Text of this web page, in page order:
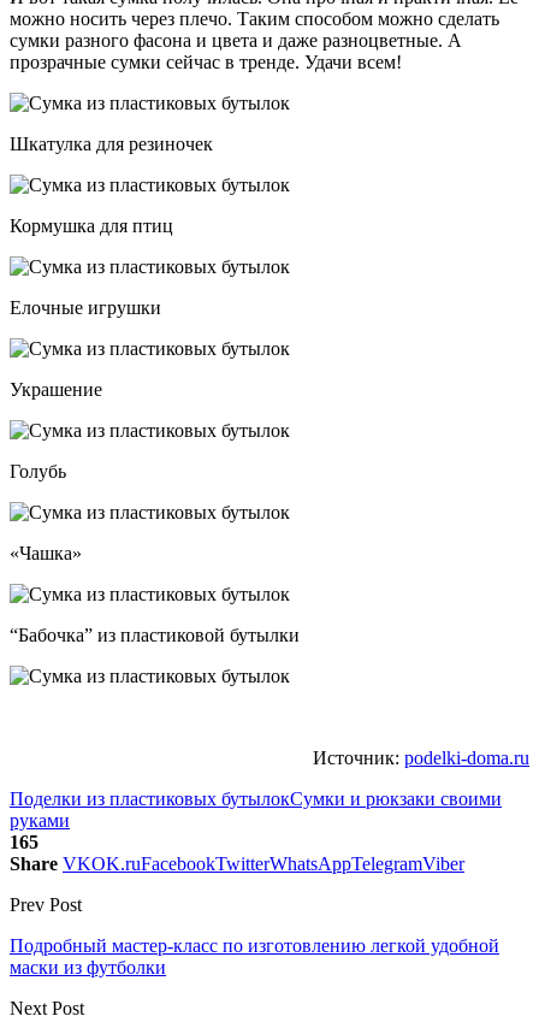
можно носить через плечо. Таким способом можно сделать
сумки разного фасона и цвета и даже разноцветные. А
прозрачные сумки сейчас в тренде. Удачи всем!
Шкатулка для резиночек
Кормушка для птиц
Елочные игрушки
Украшение
Голубь
«Чашка»
“Бабочка” из пластиковой бутылки
Источник: podelki-doma.ru
Поделки из пластиковых бутылокСумки и рюкзаки своими
руками
165
Share VKOK.ruFacebookTwitterWhatsAppTelegramViber
Prev Post
Подробный мастер-класс по изготовлению легкой удобной
маски из футболки
Next Post